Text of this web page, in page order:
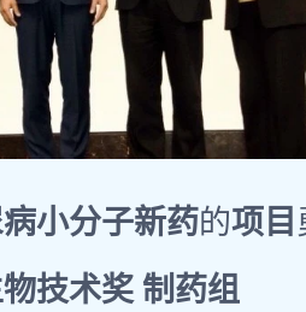
小分子新药的项目
技术奖 制药组